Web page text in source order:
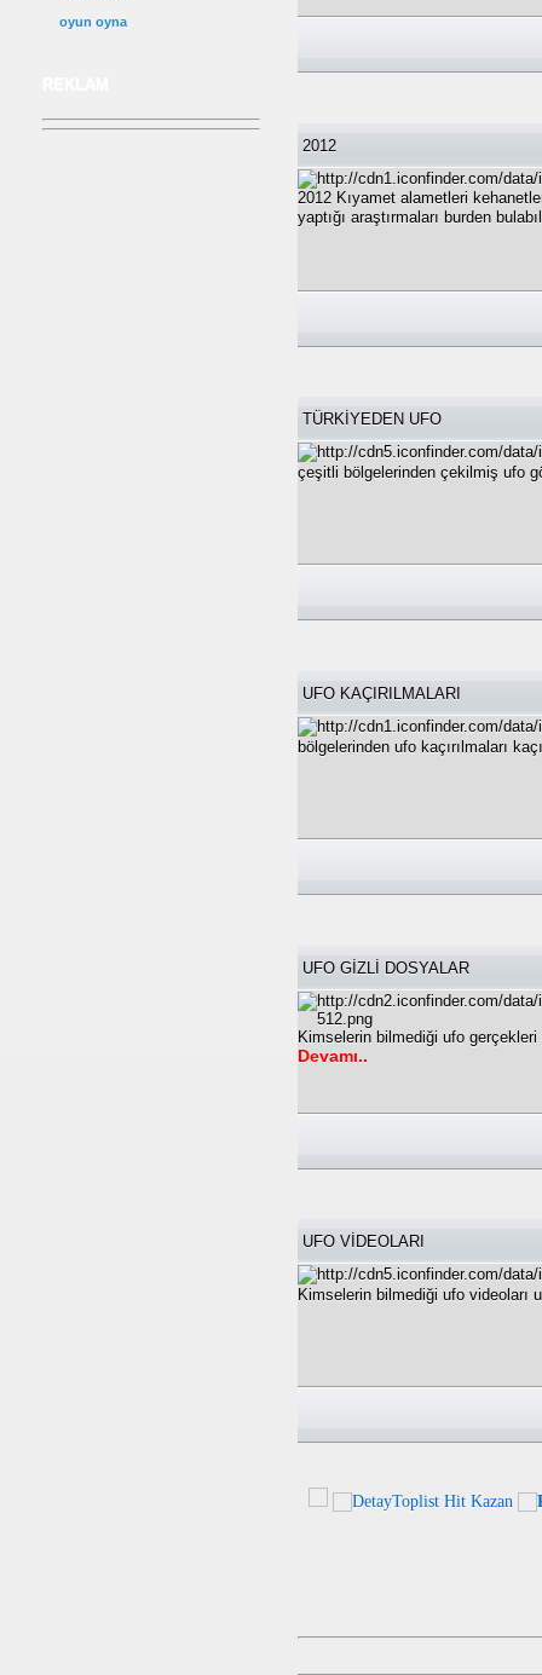
oyun oyna
2012
2012 Kıyamet alametleri
yaptığı araştırmaları burden
TÜRKİYEDEN UFO
çeşitli bölgelerinden çekilmiş ufo
UFO KAÇIRILMALARI
bölgelerinden ufo kaçırılmaları
UFO GİZLİ DOSYALAR
Kimselerin bilmediği ufo
Devamı..
UFO VİDEOLARI
Kimselerin bilmediği ufo videoları